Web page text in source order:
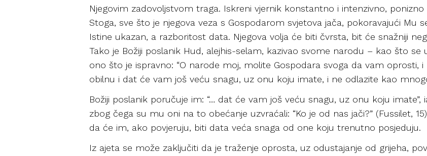
Njegovim zadovoljstvom traga. Iskreni vjernik konstantno i intenzivno,
Stoga, sve što je njegova veza s Gospodarom svjetova jača, pokoravajući
Istine ukazan, a razboritost data. Njegova volja će biti čvrsta, bit će snažniji
Tako je Božiji poslanik Hud, alejhis-selam, kazivao svome narodu – kao što se
ono što je ispravno: “O narode moj, molite Gospodara svoga da vam oprosti,
obilnu i dat će vam još veću snagu, uz onu koju imate, i ne odlazite kao
Božiji poslanik poručuje im: “… dat će vam još veću snagu, uz onu koju imate”,
zbog čega su mu oni na to obećanje uzvraćali: “Ko je od nas jači?” (Fussilet,
da će im, ako povjeruju, biti data veća snaga od one koju trenutno posjeduju.
Iz ajeta se može zaključiti da je traženje oprosta, uz odustajanje od grijeha,